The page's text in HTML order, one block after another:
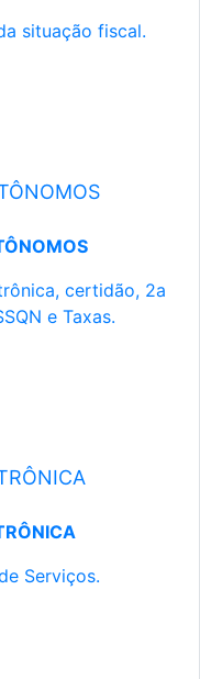
situação fiscal.
certidão, 2a
e Taxas.
Serviços.